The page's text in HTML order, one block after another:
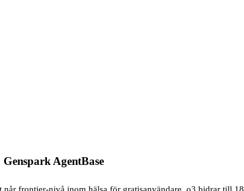
AgentBase
frontier-nivå inom hälsa för gratisanvändare, o3 bidrar till 18